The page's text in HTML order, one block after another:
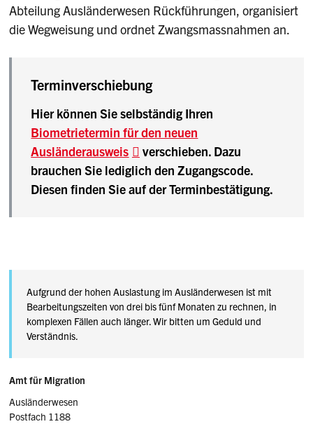
Abteilung Ausländerwesen Rückführungen, organisiert
die Wegweisung und ordnet Zwangsmassnahmen an.
Terminverschiebung
Hier können Sie selbständig Ihren
Biometrietermin für den neuen
Ausländerausweis
verschieben. Dazu
brauchen Sie lediglich den Zugangscode.
Diesen finden Sie auf der Terminbestätigung.
Aufgrund der hohen Auslastung im Ausländerwesen ist mit
Bearbeitungszeiten von drei bis fünf Monaten zu rechnen, in
komplexen Fällen auch länger. Wir bitten um Geduld und
Verständnis.
Sidebar
Adresse
Amt für Migration
Ausländerwesen
Postfach 1188